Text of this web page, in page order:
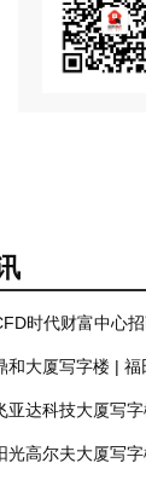
时代财富中心
和大厦写字楼 | 福
亚达科技大厦写
光高尔夫大厦写